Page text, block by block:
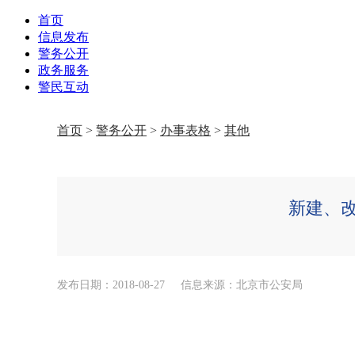
首页
信息发布
警务公开
政务服务
警民互动
首页 > 警务公开 > 办事表格 > 其他
新建、
发布日期：2018-08-27 信息来源：北京市公安局